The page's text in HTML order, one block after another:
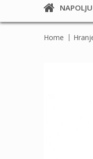
NAPOLJU
Home